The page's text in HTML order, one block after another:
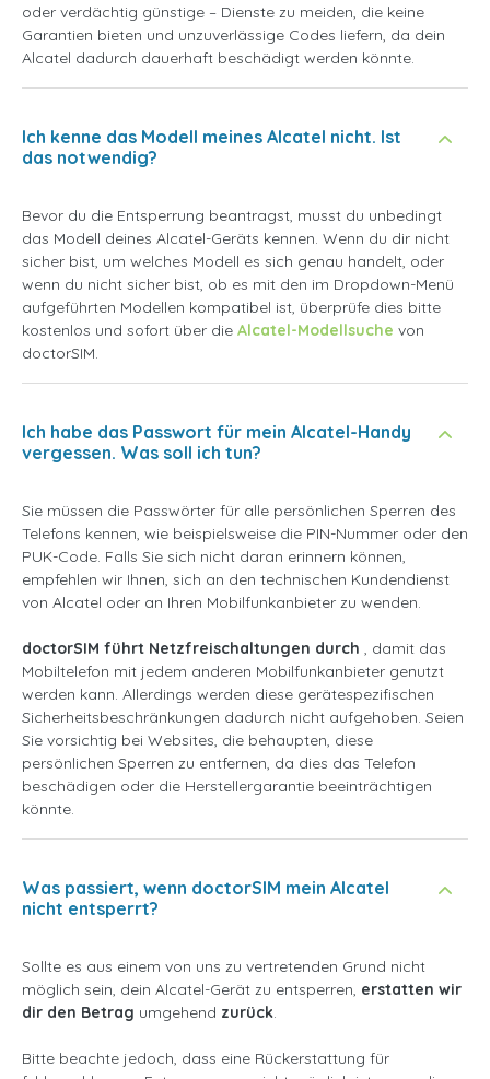
oder verdächtig günstige – Dienste zu meiden, die keine
Garantien bieten und unzuverlässige Codes liefern, da dein
Alcatel dadurch dauerhaft beschädigt werden könnte.
Ich kenne das Modell meines Alcatel nicht. Ist
das notwendig?
Bevor du die Entsperrung beantragst, musst du unbedingt
das Modell deines Alcatel-Geräts kennen. Wenn du dir nicht
sicher bist, um welches Modell es sich genau handelt, oder
wenn du nicht sicher bist, ob es mit den im Dropdown-Menü
aufgeführten Modellen kompatibel ist, überprüfe dies bitte
kostenlos und sofort über die Alcatel-Modellsuche von
doctorSIM.
Ich habe das Passwort für mein Alcatel-Handy
vergessen. Was soll ich tun?
Sie müssen die Passwörter für alle persönlichen Sperren des
Telefons kennen, wie beispielsweise die PIN-Nummer oder den
PUK-Code. Falls Sie sich nicht daran erinnern können,
empfehlen wir Ihnen, sich an den technischen Kundendienst
von Alcatel oder an Ihren Mobilfunkanbieter zu wenden.
doctorSIM führt Netzfreischaltungen durch , damit das
Mobiltelefon mit jedem anderen Mobilfunkanbieter genutzt
werden kann. Allerdings werden diese gerätespezifischen
Sicherheitsbeschränkungen dadurch nicht aufgehoben. Seien
Sie vorsichtig bei Websites, die behaupten, diese
persönlichen Sperren zu entfernen, da dies das Telefon
beschädigen oder die Herstellergarantie beeinträchtigen
könnte.
Was passiert, wenn doctorSIM mein Alcatel
nicht entsperrt?
Sollte es aus einem von uns zu vertretenden Grund nicht
möglich sein, dein Alcatel-Gerät zu entsperren, erstatten wir
dir den Betrag umgehend zurück.
Bitte beachte jedoch, dass eine Rückerstattung für